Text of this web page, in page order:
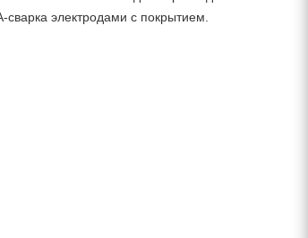
электродами с покрытием.